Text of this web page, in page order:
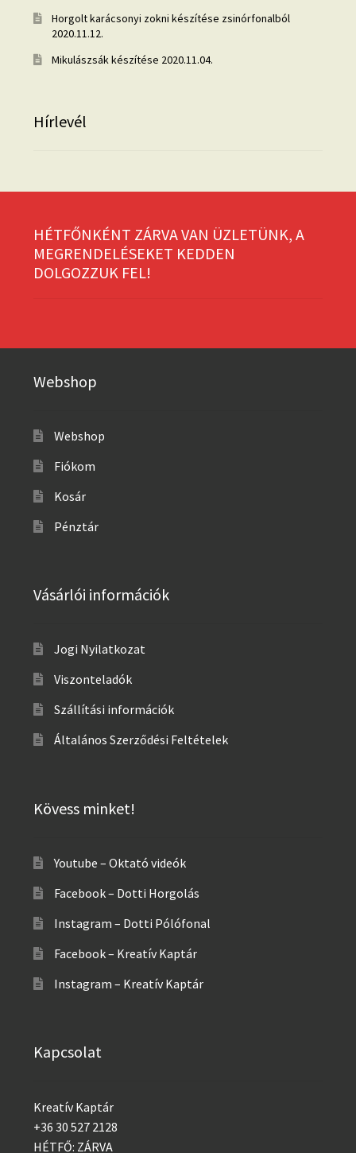
Horgolt karácsonyi zokni készítése zsinórfonalból
2020.11.12.
Mikulászsák készítése 2020.11.04.
Hírlevél
HÉTFŐNKÉNT ZÁRVA VAN ÜZLETÜNK, A
MEGRENDELÉSEKET KEDDEN
DOLGOZZUK FEL!
Webshop
Webshop
Fiókom
Kosár
Pénztár
Vásárlói információk
Jogi Nyilatkozat
Viszonteladók
Szállítási információk
Általános Szerződési Feltételek
Kövess minket!
Youtube – Oktató videók
Facebook – Dotti Horgolás
Instagram – Dotti Pólófonal
Facebook – Kreatív Kaptár
Instagram – Kreatív Kaptár
Kapcsolat
Kreatív Kaptár
+36 30 527 2128
HÉTFŐ: ZÁRVA